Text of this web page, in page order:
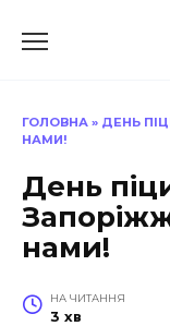
до
ГОЛОВНА » ДЕНЬ
НАМИ!
День
нами!
НА ЧИТАННЯ
3 хв